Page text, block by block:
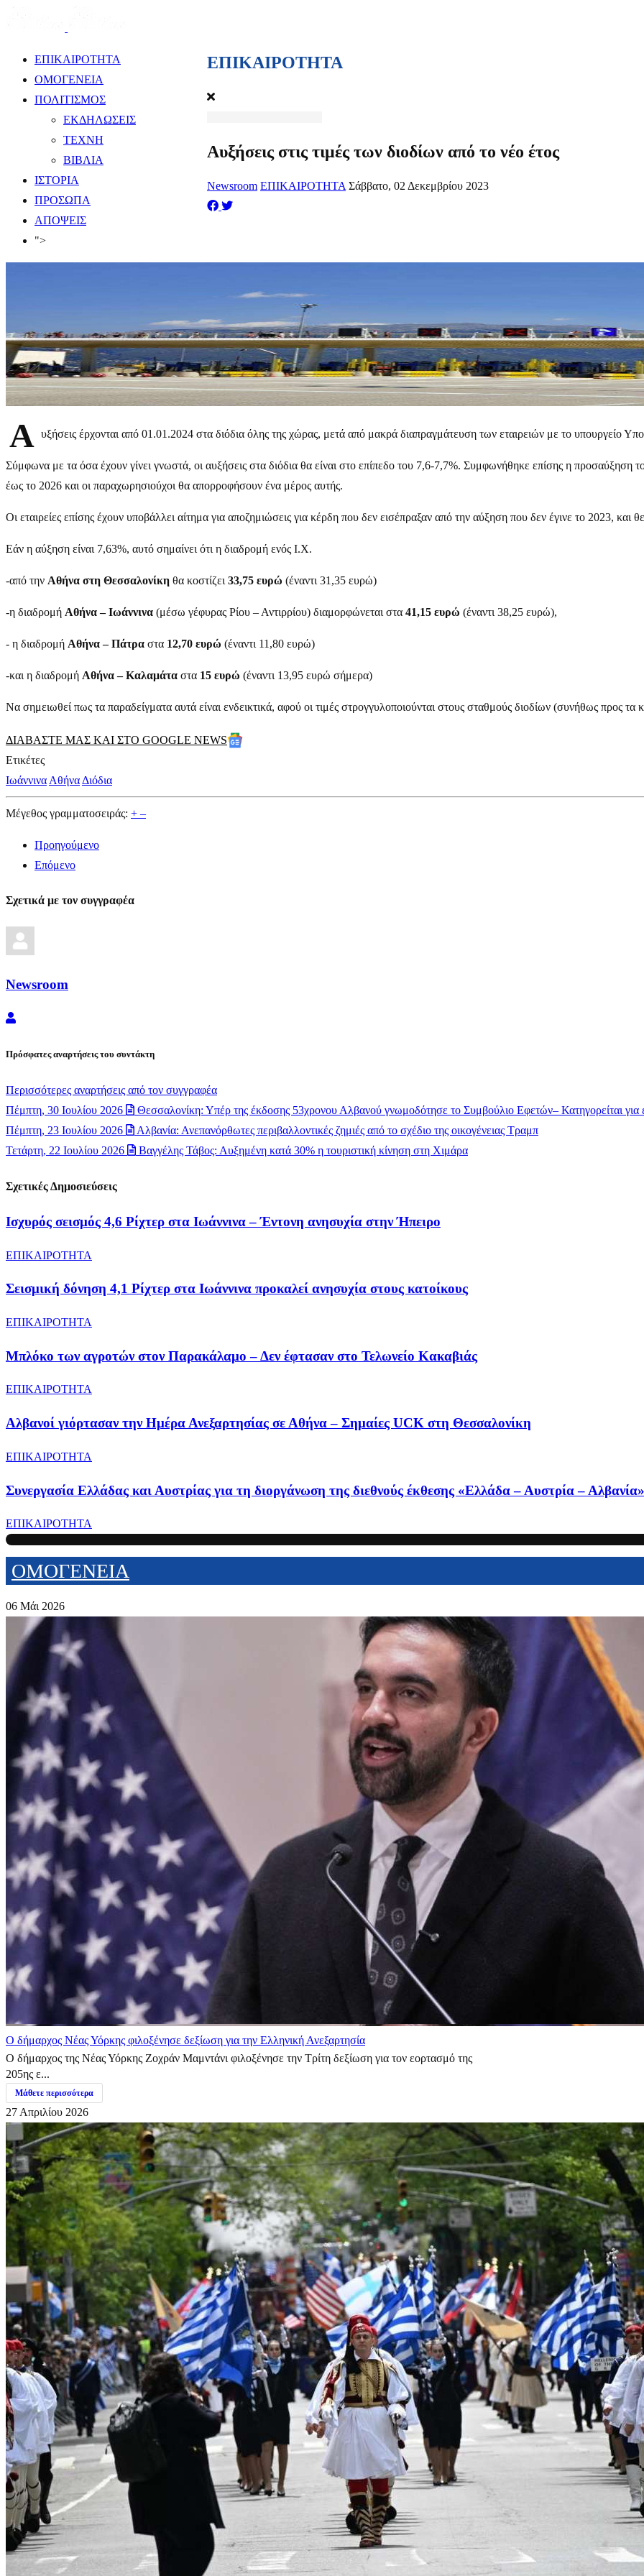
ΕΠΙΚΑΙΡΟΤΗΤΑ
ΟΜΟΓΕΝΕΙΑ
ΠΟΛΙΤΙΣΜΟΣ
ΕΚΔΗΛΩΣΕΙΣ
ΤΕΧΝΗ
ΒΙΒΛΙΑ
ΙΣΤΟΡΙΑ
ΠΡΟΣΩΠΑ
ΑΠΟΨΕΙΣ
">
ΕΠΙΚΑΙΡΟΤΗΤΑ
Αυξήσεις στις τιμές των διοδίων από το νέο έτος
Newsroom ΕΠΙΚΑΙΡΟΤΗΤΑ Σάββατο, 02 Δεκεμβρίου 2023
Α υξήσεις έρχονται από 01.01.2024 στα διόδια όλης της χώρας, μετά από μακρά διαπραγμάτευση των εταιρειών με το υπουργείο
Σύμφωνα με τα όσα έχουν γίνει γνωστά, οι αυξήσεις στα διόδια θα είναι στο επίπεδο του 7,6-7,7%. Συμφωνήθηκε επίσης η προσαύξηση
έως το 2026 και οι παραχωρησιούχοι θα απορροφήσουν ένα μέρος αυτής.
Οι εταιρείες επίσης έχουν υποβάλλει αίτημα για αποζημιώσεις για κέρδη που δεν εισέπραξαν από την αύξηση που δεν έγινε το 2023,
Εάν η αύξηση είναι 7,63%, αυτό σημαίνει ότι η διαδρομή ενός Ι.Χ.
-από την Αθήνα στη Θεσσαλονίκη θα κοστίζει 33,75 ευρώ (έναντι 31,35 ευρώ)
-η διαδρομή Αθήνα – Ιωάννινα (μέσω γέφυρας Ρίου – Αντιρρίου) διαμορφώνεται στα 41,15 ευρώ (έναντι 38,25 ευρώ),
- η διαδρομή Αθήνα – Πάτρα στα 12,70 ευρώ (έναντι 11,80 ευρώ)
-και η διαδρομή Αθήνα – Καλαμάτα στα 15 ευρώ (έναντι 13,95 ευρώ σήμερα)
Να σημειωθεί πως τα παραδείγματα αυτά είναι ενδεικτικά, αφού οι τιμές στρογγυλοποιούνται στους σταθμούς διοδίων (συνήθως προς τα
ΔΙΑΒΑΣΤΕ ΜΑΣ ΚΑΙ ΣΤΟ GOOGLE NEWS
Ετικέτες
Ιωάννινα Αθήνα Διόδια
Μέγεθος γραμματοσειράς: + –
Προηγούμενο
Επόμενο
Σχετικά με τον συγγραφέα
Newsroom
Newsroom
Πρόσφατες αναρτήσεις του συντάκτη
Περισσότερες αναρτήσεις από τον συγγραφέα
Πέμπτη, 30 Ιουλίου 2026
Θεσσαλονίκη: Υπέρ της έκδοσης 53χρονου Αλβανού γνωμοδότησε το Συμβούλιο Εφετών– Κατηγορείται για
Πέμπτη, 23 Ιουλίου 2026
Αλβανία: Ανεπανόρθωτες περιβαλλοντικές ζημιές από το σχέδιο της οικογένειας Τραμπ
Τετάρτη, 22 Ιουλίου 2026
Βαγγέλης Τάβος: Αυξημένη κατά 30% η τουριστική κίνηση στη Χιμάρα
Σχετικές Δημοσιεύσεις
Ισχυρός σεισμός 4,6 Ρίχτερ στα Ιωάννινα – Έντονη ανησυχία στην Ήπειρο
ΕΠΙΚΑΙΡΟΤΗΤΑ
Σεισμική δόνηση 4,1 Ρίχτερ στα Ιωάννινα προκαλεί ανησυχία στους κατοίκους
ΕΠΙΚΑΙΡΟΤΗΤΑ
Μπλόκο των αγροτών στον Παρακάλαμο – Δεν έφτασαν στο Τελωνείο Κακαβιάς
ΕΠΙΚΑΙΡΟΤΗΤΑ
Αλβανοί γιόρτασαν την Ημέρα Ανεξαρτησίας σε Αθήνα – Σημαίες UCK στη Θεσσαλονίκη
ΕΠΙΚΑΙΡΟΤΗΤΑ
Συνεργασία Ελλάδας και Αυστρίας για τη διοργάνωση της διεθνούς έκθεσης «Ελλάδα – Αυστρία – Αλβανία»
ΕΠΙΚΑΙΡΟΤΗΤΑ
ΟΜΟΓΕΝΕΙΑ
06 Μάι 2026
Ο δήμαρχος Νέας Υόρκης φιλοξένησε δεξίωση για την Ελληνική Ανεξαρτησία
Ο δήμαρχος της Νέας Υόρκης Ζοχράν Μαμντάνι φιλοξένησε την Τρίτη δεξίωση για τον εορτασμό της
205ης ε...
Μάθετε περισσότερα
27 Απριλίου 2026